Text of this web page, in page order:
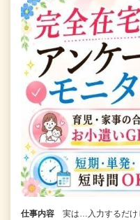
仕事内容
実は…入力するだけ